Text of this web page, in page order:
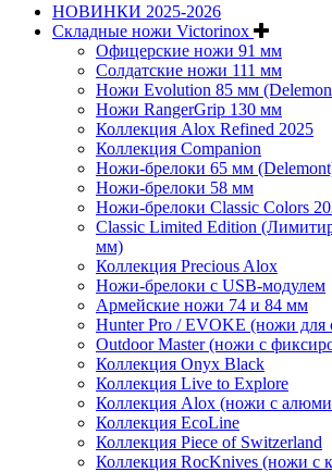
НОВИНКИ 2025-2026
Складные ножи Victorinox
Офицерские ножи 91 мм
Солдатские ножи 111 мм
Ножи Evolution 85 мм
Ножи RangerGrip 130 мм
Коллекция Alox Refined 2025
Коллекция Companion
Ножи-брелоки 65 мм
Ножи-брелоки 58 мм
Ножи-брелоки Classic Colors
Classic Limited Edition
мм)
Коллекция Precious Alox
Ножи-брелоки с USB-модулем
Армейские ножи 74 и 84 мм
Hunter Pro / EVOKE (ножи для
Outdoor Master (ножи с
Коллекция Onyx Black
Коллекция Live to Explore
Коллекция Alox (ножи с
Коллекция EcoLine
Коллекция Piece of Switzerland
Коллекция RocKnives (ножи с